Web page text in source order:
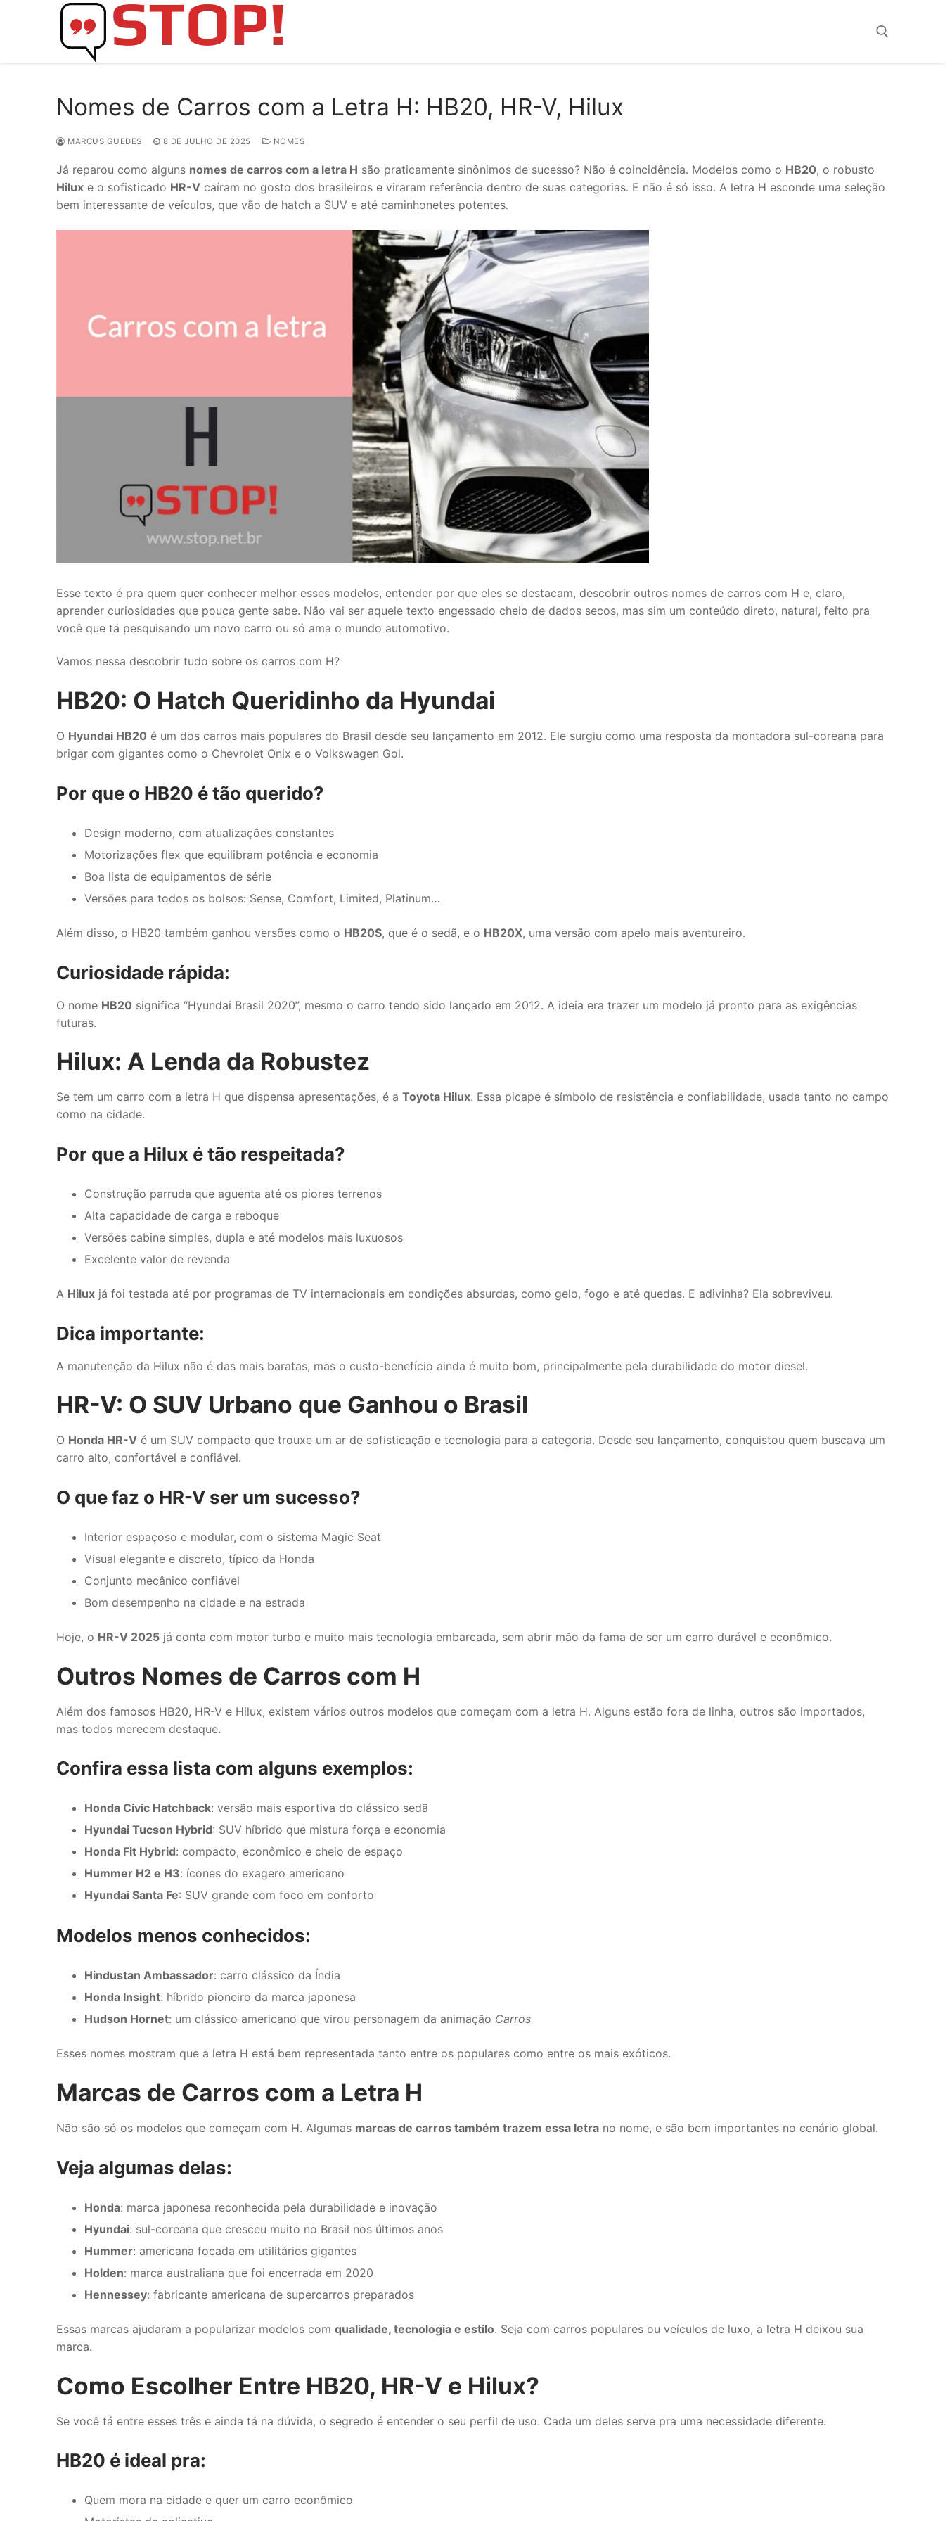
Nomes de Carros com a Letra H: HB20, HR-V, Hilux
MARCUS GUEDES 8 DE JULHO DE 2025 NOMES
Já reparou como alguns nomes de carros com a letra H são praticamente sinônimos de sucesso? Não é coincidência. Modelos como o HB20, o robusto
Hilux e o sofisticado HR-V caíram no gosto dos brasileiros e viraram referência dentro de suas categorias. E não é só isso. A letra H esconde uma seleção
bem interessante de veículos, que vão de hatch a SUV e até caminhonetes potentes.
Esse texto é pra quem quer conhecer melhor esses modelos, entender por que eles se destacam, descobrir outros nomes de carros com H e, claro,
aprender curiosidades que pouca gente sabe. Não vai ser aquele texto engessado cheio de dados secos, mas sim um conteúdo direto, natural, feito pra
você que tá pesquisando um novo carro ou só ama o mundo automotivo.
Vamos nessa descobrir tudo sobre os carros com H?
HB20: O Hatch Queridinho da Hyundai
O Hyundai HB20 é um dos carros mais populares do Brasil desde seu lançamento em 2012. Ele surgiu como uma resposta da montadora sul-coreana para
brigar com gigantes como o Chevrolet Onix e o Volkswagen Gol.
Por que o HB20 é tão querido?
Design moderno, com atualizações constantes
Motorizações flex que equilibram potência e economia
Boa lista de equipamentos de série
Versões para todos os bolsos: Sense, Comfort, Limited, Platinum…
Além disso, o HB20 também ganhou versões como o HB20S, que é o sedã, e o HB20X, uma versão com apelo mais aventureiro.
Curiosidade rápida:
O nome HB20 significa “Hyundai Brasil 2020”, mesmo o carro tendo sido lançado em 2012. A ideia era trazer um modelo já pronto para as exigências
futuras.
Hilux: A Lenda da Robustez
Se tem um carro com a letra H que dispensa apresentações, é a Toyota Hilux. Essa picape é símbolo de resistência e confiabilidade, usada tanto no campo
como na cidade.
Por que a Hilux é tão respeitada?
Construção parruda que aguenta até os piores terrenos
Alta capacidade de carga e reboque
Versões cabine simples, dupla e até modelos mais luxuosos
Excelente valor de revenda
A Hilux já foi testada até por programas de TV internacionais em condições absurdas, como gelo, fogo e até quedas. E adivinha? Ela sobreviveu.
Dica importante:
A manutenção da Hilux não é das mais baratas, mas o custo-benefício ainda é muito bom, principalmente pela durabilidade do motor diesel.
HR-V: O SUV Urbano que Ganhou o Brasil
O Honda HR-V é um SUV compacto que trouxe um ar de sofisticação e tecnologia para a categoria. Desde seu lançamento, conquistou quem buscava um
carro alto, confortável e confiável.
O que faz o HR-V ser um sucesso?
Interior espaçoso e modular, com o sistema Magic Seat
Visual elegante e discreto, típico da Honda
Conjunto mecânico confiável
Bom desempenho na cidade e na estrada
Hoje, o HR-V 2025 já conta com motor turbo e muito mais tecnologia embarcada, sem abrir mão da fama de ser um carro durável e econômico.
Outros Nomes de Carros com H
Além dos famosos HB20, HR-V e Hilux, existem vários outros modelos que começam com a letra H. Alguns estão fora de linha, outros são importados,
mas todos merecem destaque.
Confira essa lista com alguns exemplos:
Honda Civic Hatchback: versão mais esportiva do clássico sedã
Hyundai Tucson Hybrid: SUV híbrido que mistura força e economia
Honda Fit Hybrid: compacto, econômico e cheio de espaço
Hummer H2 e H3: ícones do exagero americano
Hyundai Santa Fe: SUV grande com foco em conforto
Modelos menos conhecidos:
Hindustan Ambassador: carro clássico da Índia
Honda Insight: híbrido pioneiro da marca japonesa
Hudson Hornet: um clássico americano que virou personagem da animação Carros
Esses nomes mostram que a letra H está bem representada tanto entre os populares como entre os mais exóticos.
Marcas de Carros com a Letra H
Não são só os modelos que começam com H. Algumas marcas de carros também trazem essa letra no nome, e são bem importantes no cenário global.
Veja algumas delas:
Honda: marca japonesa reconhecida pela durabilidade e inovação
Hyundai: sul-coreana que cresceu muito no Brasil nos últimos anos
Hummer: americana focada em utilitários gigantes
Holden: marca australiana que foi encerrada em 2020
Hennessey: fabricante americana de supercarros preparados
Essas marcas ajudaram a popularizar modelos com qualidade, tecnologia e estilo. Seja com carros populares ou veículos de luxo, a letra H deixou sua
marca.
Como Escolher Entre HB20, HR-V e Hilux?
Se você tá entre esses três e ainda tá na dúvida, o segredo é entender o seu perfil de uso. Cada um deles serve pra uma necessidade diferente.
HB20 é ideal pra:
Quem mora na cidade e quer um carro econômico